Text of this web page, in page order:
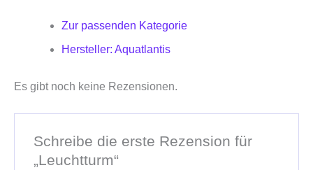
Zur passenden Kategorie
Hersteller: Aquatlantis
Es gibt noch keine Rezensionen.
Schreibe die erste Rezension für
„Leuchtturm“